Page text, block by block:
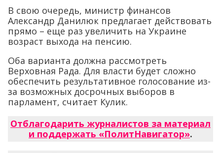
В свою очередь, министр финансов
Александр Данилюк предлагает действовать
прямо – еще раз увеличить на Украине
возраст выхода на пенсию.
Оба варианта должна рассмотреть
Верховная Рада. Для власти будет сложно
обеспечить результативное голосование из-
за возможных досрочных выборов в
парламент, считает Кулик.
Отблагодарить журналистов за материал
и поддержать «ПолитНавигатор».